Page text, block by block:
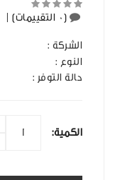
(0 التقييمات)
الشركة :
النوع :
حالة التوفر :
الكمية: